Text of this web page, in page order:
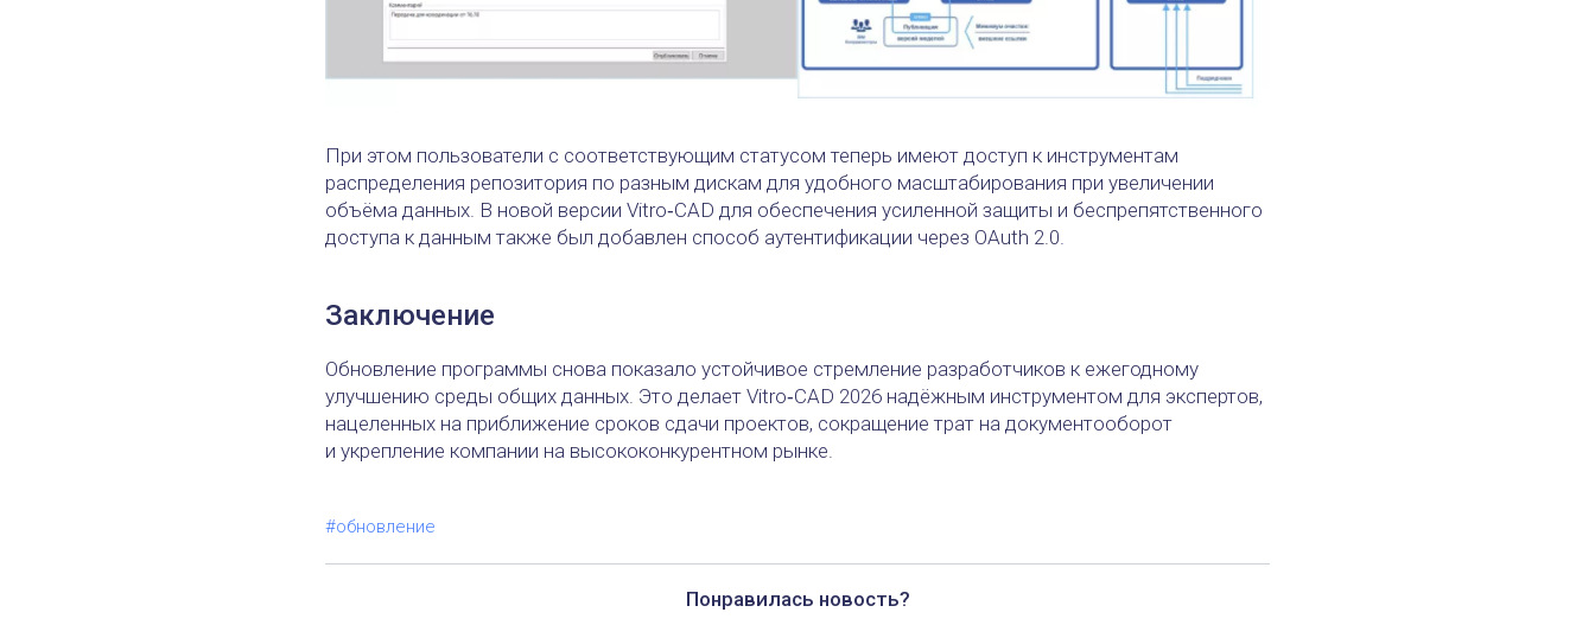
При этом пользователи с соответствующим статусом теперь имеют доступ к инструментам
распределения репозитория по разным дискам для удобного масштабирования при увеличении
объёма данных. В новой версии Vitro‑CAD для обеспечения усиленной защиты и беспрепятственного
доступа к данным также был добавлен способ аутентификации через OAuth 2.0.
Заключение
Обновление программы снова показало устойчивое стремление разработчиков к ежегодному
улучшению среды общих данных. Это делает Vitro‑CAD 2026 надёжным инструментом для экспертов,
нацеленных на приближение сроков сдачи проектов, сокращение трат на документооборот
и укрепление компании на высококонкурентном рынке.
#обновление
Понравилась новость?